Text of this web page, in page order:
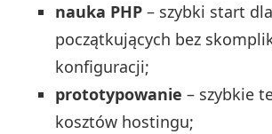
nauka PHP – szybki start dla
początkujących bez
konfiguracji;
prototypowanie – szybkie
kosztów hostingu;